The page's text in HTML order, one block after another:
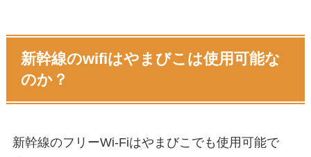
新幹線のwifiはやまびこは使用可能な
のか？
新幹線のフリーWi-Fiはやまびこでも使用可能で